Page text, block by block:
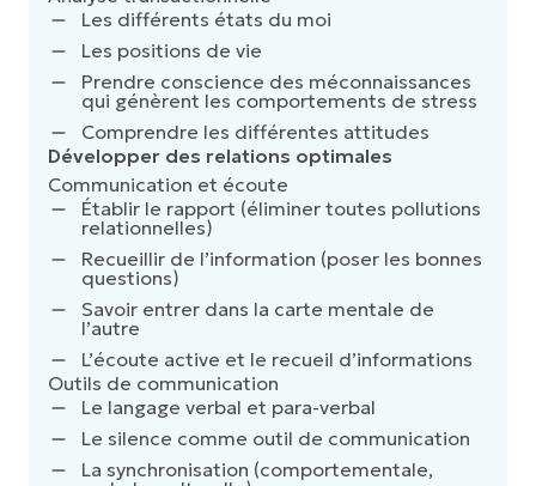
Les différents états du moi
Les positions de vie
Prendre conscience des méconnaissances
qui génèrent les comportements de stress
Comprendre les différentes attitudes
Développer des relations optimales
Communication et écoute
Établir le rapport (éliminer toutes pollutions
relationnelles)
Recueillir de l’information (poser les bonnes
questions)
Savoir entrer dans la carte mentale de
l’autre
L’écoute active et le recueil d’informations
Outils de communication
Le langage verbal et para-verbal
Le silence comme outil de communication
La synchronisation (comportementale,